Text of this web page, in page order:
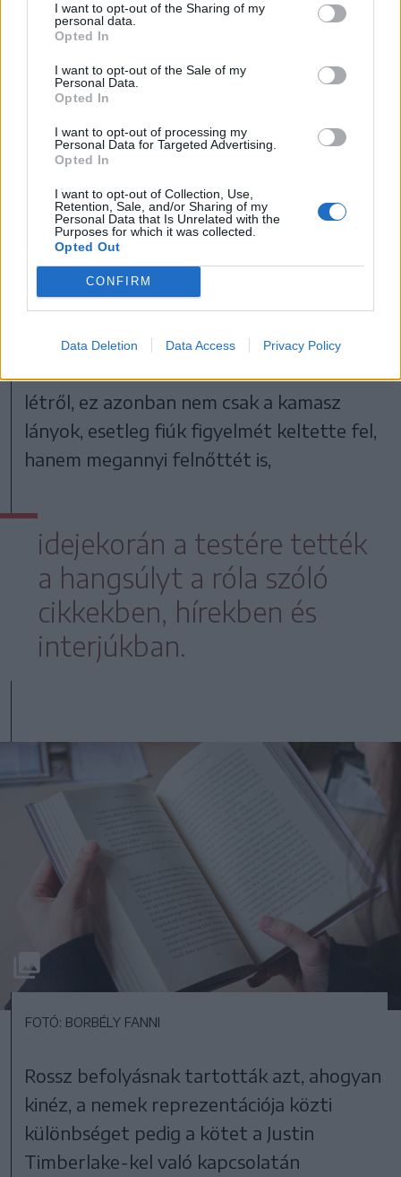
I want to opt-out of the Sharing of my
personal data.
Opted In
I want to opt-out of the Sale of my
Personal Data.
Opted In
I want to opt-out of processing my
Personal Data for Targeted Advertising.
Opted In
I want to opt-out of Collection, Use,
Retention, Sale, and/or Sharing of my
Personal Data that Is Unrelated with the
Purposes for which it was collected.
Opted Out
CONFIRM
Data Deletion Data Access Privacy Policy
magamutogató, de
önmagát öleli.
Idejekorán a testére tették a
hangsúlyt
De beszéljünk egy kicsit a szóban forgó
nőről. A cím ugyanis nem ámítás, valóban
a nőiség kerül a középpontba több ízben
is. Említsük meg a Lolita-fantáziáktól nem
idegen fiatal Britney kéretlen
létről, ez azonban nem csak a kamasz
lányok, esetleg fiúk figyelmét keltette fel,
hanem megannyi felnőttét is,
idejekorán a testére tették
a hangsúlyt a róla szóló
cikkekben, hírekben és
interjúkban.
FOTÓ: BORBÉLY FANNI
Rossz befolyásnak tartották azt, ahogyan
kinéz, a nemek reprezentációja közti
különbséget pedig a kötet a Justin
Timberlake-kel való kapcsolatán